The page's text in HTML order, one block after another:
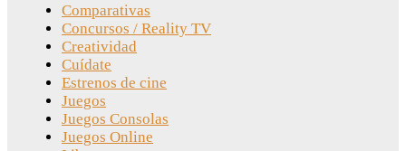
Comparativas
Concursos / Reality TV
Creatividad
Cuídate
Estrenos de cine
Juegos
Juegos Consolas
Juegos Online